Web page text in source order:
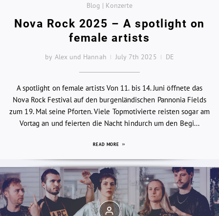
Blog | Konzerte
Nova Rock 2025 – A spotlight on
female artists
by Alex und Hannah July 7th 2025 DE
A spotlight on female artists Von 11. bis 14. Juni öffnete das
Nova Rock Festival auf den burgenländischen Pannonia Fields
zum 19. Mal seine Pforten. Viele Topmotivierte reisten sogar am
Vortag an und feierten die Nacht hindurch um den Begi...
READ MORE